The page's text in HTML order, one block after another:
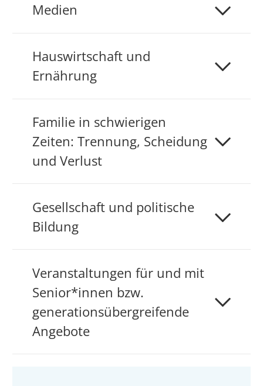
Medien
Hauswirtschaft und
Ernährung
Familie in schwierigen
Zeiten: Trennung, Scheidung
und Verlust
Gesellschaft und politische
Bildung
Veranstaltungen für und mit
Senior*innen bzw.
generationsübergreifende
Angebote